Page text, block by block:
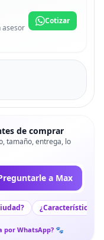
asesor
Cotizar
de comprar
tamaño, entrega, lo
a Max
¿Características
por WhatsApp? 🐾